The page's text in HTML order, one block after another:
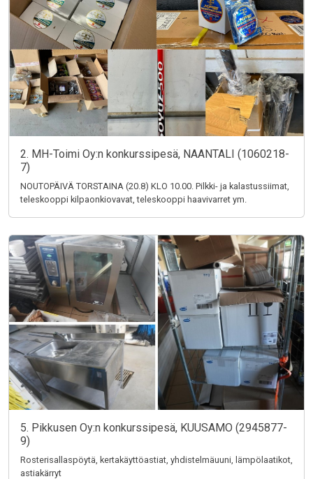
2. MH-Toimi Oy:n konkurssipesä, NAANTALI (1060218-
7)
NOUTOPÄIVÄ TORSTAINA (20.8) KLO 10.00. Pilkki- ja kalastussiimat,
teleskooppi kilpaonkiovavat, teleskooppi haavivarret ym.
5. Pikkusen Oy:n konkurssipesä, KUUSAMO (2945877-
9)
Rosterisallaspöytä, kertakäyttöastiat, yhdistelmäuuni, lämpölaatikot,
astiakärryt